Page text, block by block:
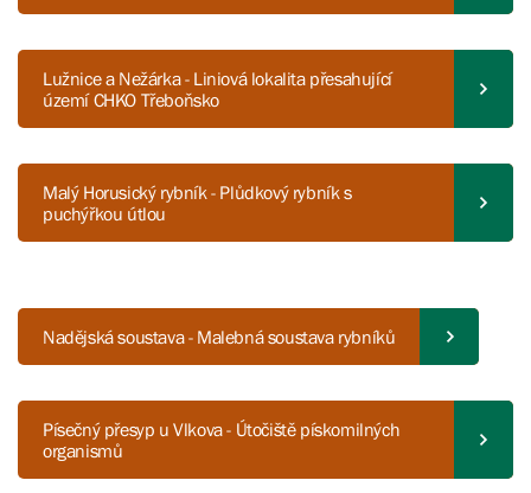
Lužnice a Nežárka - Liniová lokalita přesahující
území CHKO Třeboňsko
Malý Horusický rybník - Plůdkový rybník s
puchýřkou útlou
Nadějská soustava - Malebná soustava rybníků
Písečný přesyp u Vlkova - Útočiště pískomilných
organismů